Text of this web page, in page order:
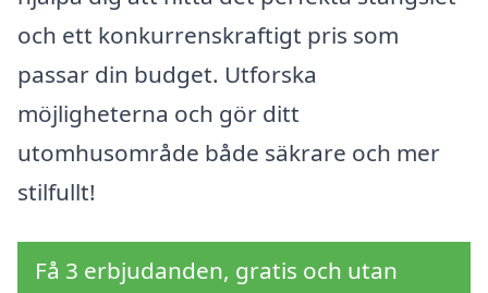
och ett konkurrenskraftigt pris som
passar din budget. Utforska
möjligheterna och gör ditt
utomhusområde både säkrare och mer
stilfullt!
Få 3 erbjudanden, gratis och utan